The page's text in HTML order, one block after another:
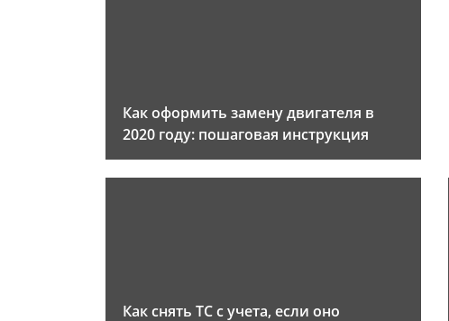
Как оформить замену двигателя в
2020 году: пошаговая инструкция
Как снять ТС с учета, если оно